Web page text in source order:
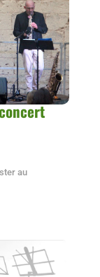
au